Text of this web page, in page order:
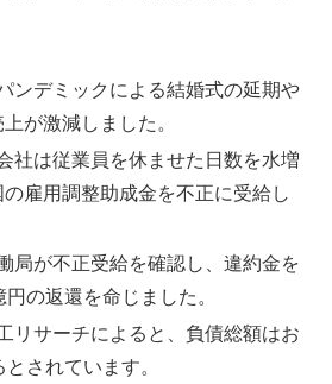
ンデミックによる結婚式の延期や
が激減しました。
社は従業員を休ませた日数を水増
雇用調整助成金を不正に受給し
局が不正受給を確認し、違約金を
の返還を命じました。
リサーチによると、負債総額はお
されています。